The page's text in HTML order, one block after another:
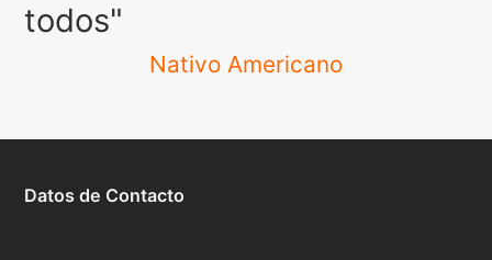
todos"
Nativo Americano
Datos de Contacto